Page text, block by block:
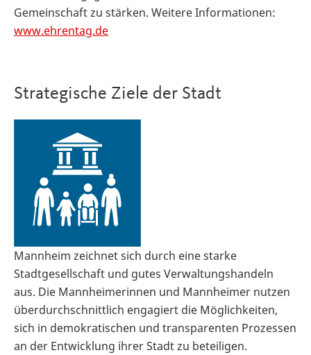
Gemeinschaft zu stärken. Weitere Informationen:
www.ehrentag.de
Strategische Ziele der Stadt
Mannheim zeichnet sich durch eine starke
Stadtgesellschaft und gutes Verwaltungshandeln
aus. Die Mannheimerinnen und Mannheimer nutzen
überdurchschnittlich engagiert die Möglichkeiten,
sich in demokratischen und transparenten Prozessen
an der Entwicklung ihrer Stadt zu beteiligen.